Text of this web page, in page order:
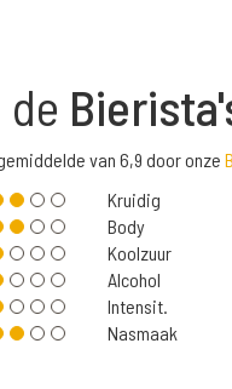
van 6,9 door onze
Kruidig
Body
Koolzuur
Alcohol
Intensit.
Nasmaak